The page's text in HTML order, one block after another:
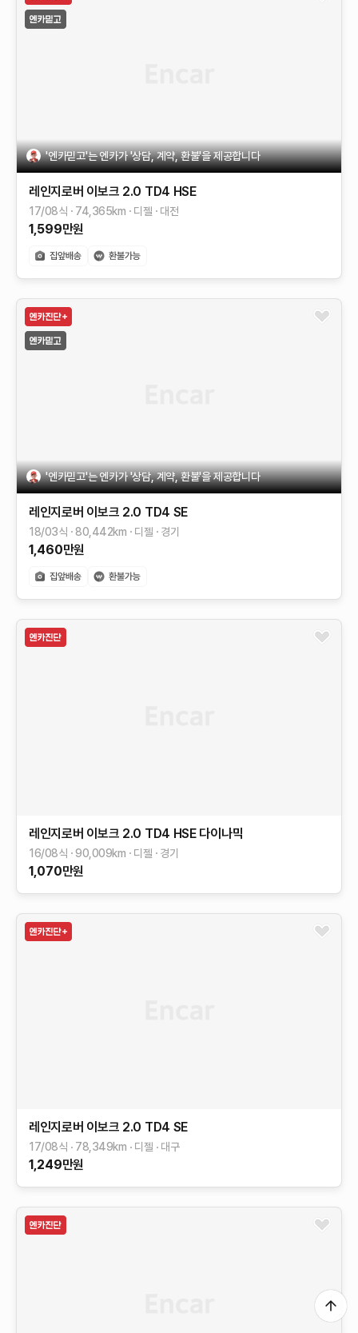
'엔카믿고'는 엔카가 '상담, 계약, 환불'을 제공합니다
레인지로버 이보크 2.0 TD4 HSE
17/08식 74,365km 디젤 대전
1,599만원
'엔카믿고'는 엔카가 '상담, 계약, 환불'을 제공합니다
레인지로버 이보크 2.0 TD4 SE
18/03식 80,442km 디젤 경기
1,460만원
레인지로버 이보크 2.0 TD4 HSE 다이나믹
16/08식 90,009km 디젤 경기
1,070만원
레인지로버 이보크 2.0 TD4 SE
17/08식 78,349km 디젤 대구
1,249만원